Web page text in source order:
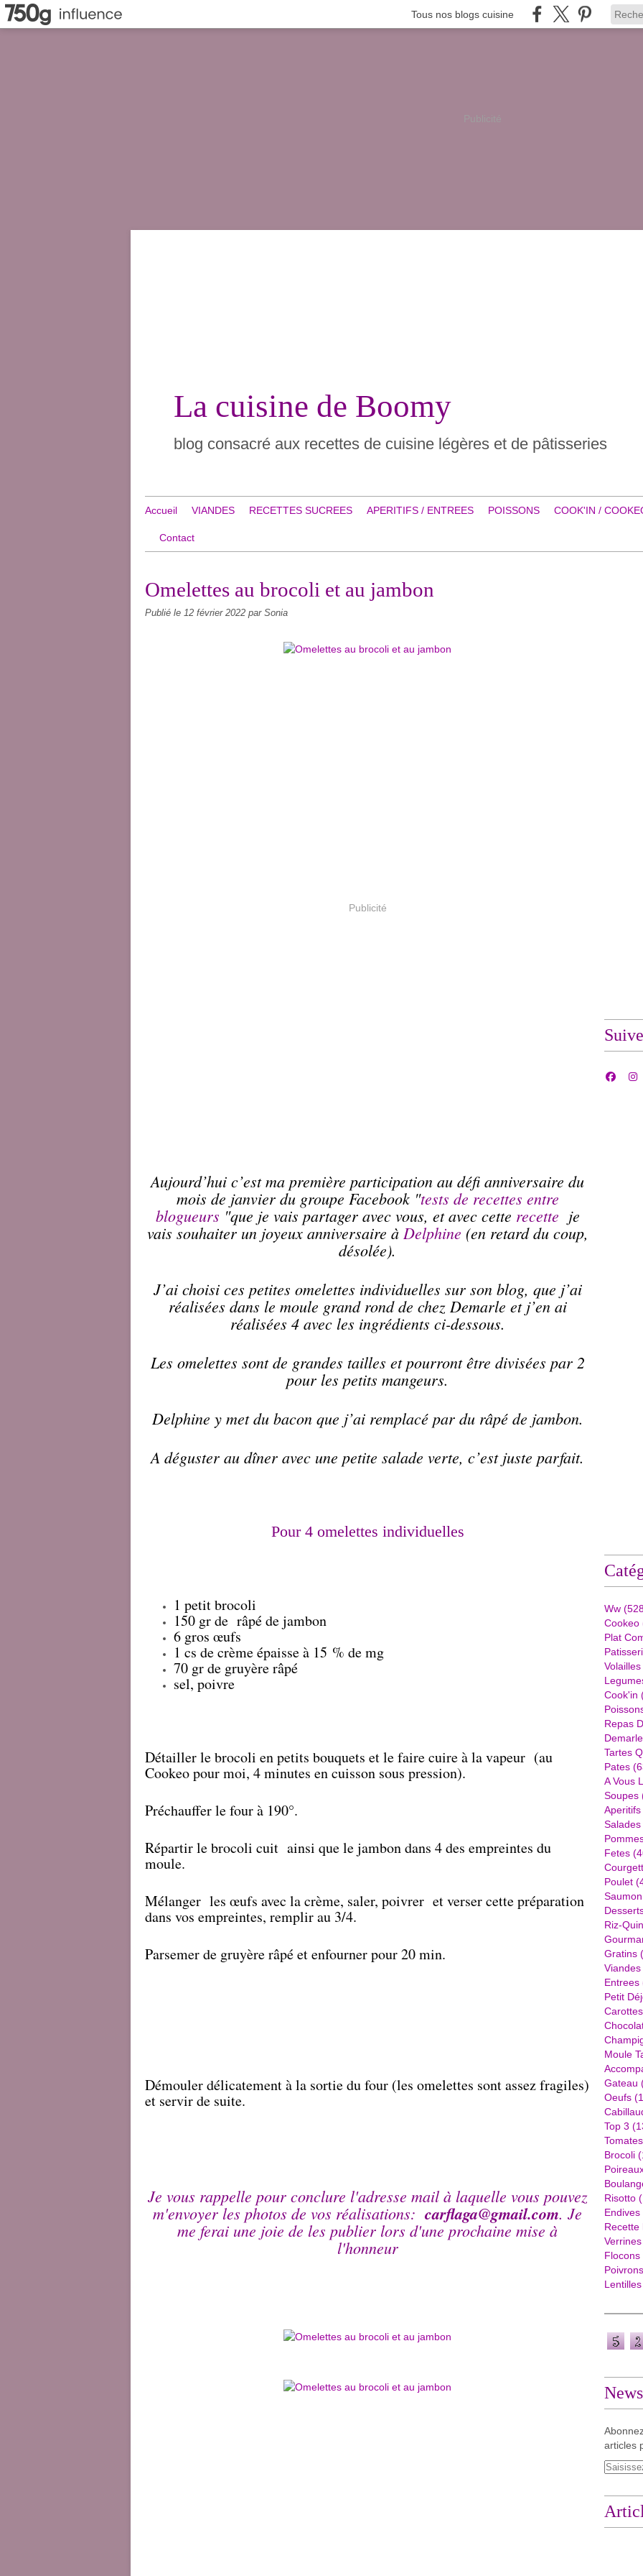
Tous nos blogs cuisine
Publicité
La cuisine de Boomy
blog consacré aux recettes de cuisine légères et de pâtisseries
Accueil VIANDES RECETTES SUCREES APERITIFS / ENTREES POISSONS COOK'IN /
Contact
Omelettes au brocoli et au jambon
Publié le 12 février 2022 par Sonia
Publicité
Aujourd’hui c’est ma première participation au défi anniversaire du
mois de janvier du groupe Facebook "tests de recettes entre
blogueurs "que je vais partager avec vous, et avec cette recette je
vais souhaiter un joyeux anniversaire à Delphine (en retard du coup,
désolée).
J’ai choisi ces petites omelettes individuelles sur son blog, que j’ai
réalisées dans le moule grand rond de chez Demarle et j’en ai
réalisées 4 avec les ingrédients ci-dessous.
Les omelettes sont de grandes tailles et pourront être divisées par 2
pour les petits mangeurs.
Delphine y met du bacon que j’ai remplacé par du râpé de jambon.
A déguster au dîner avec une petite salade verte, c’est juste parfait.
Pour 4 omelettes individuelles
1 petit brocoli
150 gr de râpé de jambon
6 gros œufs
1 cs de crème épaisse à 15 % de mg
70 gr de gruyère râpé
sel, poivre
Détailler le brocoli en petits bouquets et le faire cuire à la vapeur (au
Cookeo pour moi, 4 minutes en cuisson sous pression).
Préchauffer le four à 190°.
Répartir le brocoli cuit ainsi que le jambon dans 4 des empreintes du
moule.
Mélanger les œufs avec la crème, saler, poivrer et verser cette préparation
dans vos empreintes, remplir au 3/4.
Parsemer de gruyère râpé et enfourner pour 20 min.
Démouler délicatement à la sortie du four (les omelettes sont assez fragiles)
et servir de suite.
Je vous rappelle pour conclure l'adresse mail à laquelle vous pouvez
m'envoyer les photos de vos réalisations: carflaga@gmail.com. Je
me ferai une joie de les publier lors d'une prochaine mise à
l'honneur
Ww
Cookeo
Plat
Volailles
Cook'in
Repas
Demarle
Tartes
Pates
A Vous
Soupes
Aperitifs
Salades
Fetes
Poulet
Saumon
Riz-
Gratins
Viandes
Entrees
Petit
Carottes
Moule
Gateau
Oeufs
Top 3
Tomates
Brocoli
Risotto
Endives
Recette
Verrines
Flocons
Poivrons
Lentilles
articles